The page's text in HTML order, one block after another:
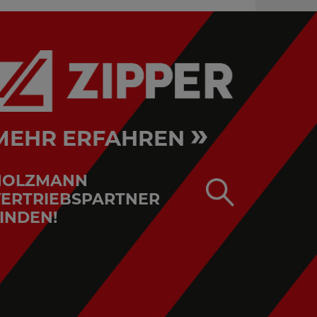
ERFAHREN »